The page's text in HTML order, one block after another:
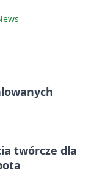
twórcze dla